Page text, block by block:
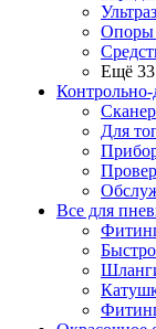
Опоры
Ещё 33
Контрольно-
Для
Все для